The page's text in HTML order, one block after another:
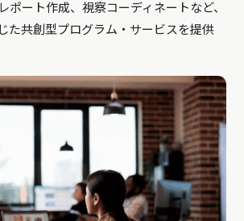
ポート作成、視察コーディネートなど、
た共創型プログラム・サービスを提供